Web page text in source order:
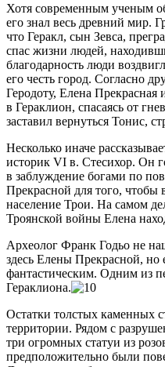
Хотя современным ученым
его знал весь древний мир.
что Геракл, сын Зевса,
спас жизни людей,
благодарность люди
его честь город. Согласно
Геродоту, Елена
в Гераклион, спасаясь от
заставил вернуться Тонис,
Несколько иначе
историк VI в. Стесихор. Он
в заблуждение богами по
Прекрасной для того,
население Трои. На самом
Троянской войны Елена
Археолог Франк Годьо не
здесь Елены Прекрасной, но
фантастическим. Одним из
Гераклиона.
Остатки толстых каменных
территории. Рядом с
три огромных статуи из
предположительно были